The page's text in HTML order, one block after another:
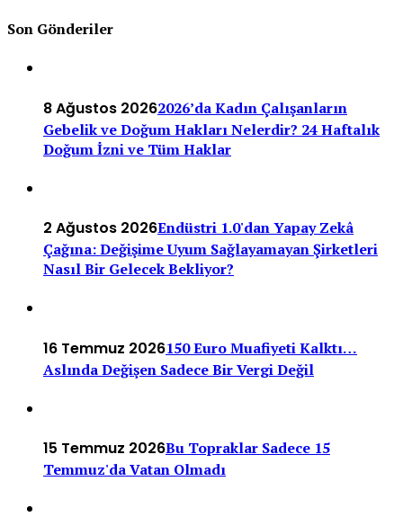
Son Gönderiler
8 Ağustos 20262026’da Kadın Çalışanların
Gebelik ve Doğum Hakları Nelerdir? 24 Haftalık
Doğum İzni ve Tüm Haklar
2 Ağustos 2026Endüstri 1.0'dan Yapay Zekâ
Çağına: Değişime Uyum Sağlayamayan Şirketleri
Nasıl Bir Gelecek Bekliyor?
16 Temmuz 2026150 Euro Muafiyeti Kalktı…
Aslında Değişen Sadece Bir Vergi Değil
15 Temmuz 2026Bu Topraklar Sadece 15
Temmuz'da Vatan Olmadı